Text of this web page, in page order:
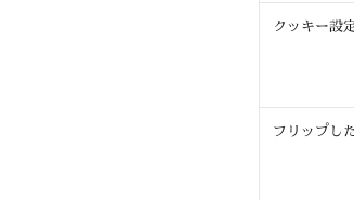
クッキー設
フリップし